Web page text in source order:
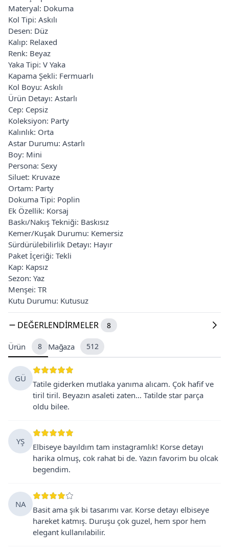
Materyal: Dokuma
Kol Tipi: Askılı
Desen: Düz
Kalıp: Relaxed
Renk: Beyaz
Yaka Tipi: V Yaka
Kapama Şekli: Fermuarlı
Kol Boyu: Askılı
Ürün Detayı: Astarlı
Cep: Cepsiz
Koleksiyon: Party
Kalınlık: Orta
Astar Durumu: Astarlı
Boy: Mini
Persona: Sexy
Siluet: Kruvaze
Ortam: Party
Dokuma Tipi: Poplin
Ek Özellik: Korsaj
Baskı/Nakış Tekniği: Baskısız
Kemer/Kuşak Durumu: Kemersiz
Sürdürülebilirlik Detayı: Hayır
Paket İçeriği: Tekli
Kap: Kapsız
Sezon: Yaz
Menşei: TR
Kutu Durumu: Kutusuz
DEĞERLENDIRMELER 8
Ürün 8 Mağaza 512
GÜ
Tatile giderken mutlaka yanıma alıcam. Çok hafif ve
tiril tiril. Beyazın asaleti zaten... Tatilde star parça
oldu bilee.
YŞ
Elbiseye bayıldım tam instagramlık! Korse detayı
harika olmuş, cok rahat bi de. Yazın favorim bu olcak
begendim.
NA
Basit ama şık bi tasarımı var. Korse detayı elbiseye
hareket katmış. Duruşu çok guzel, hem spor hem
elegant kullanılabilir.